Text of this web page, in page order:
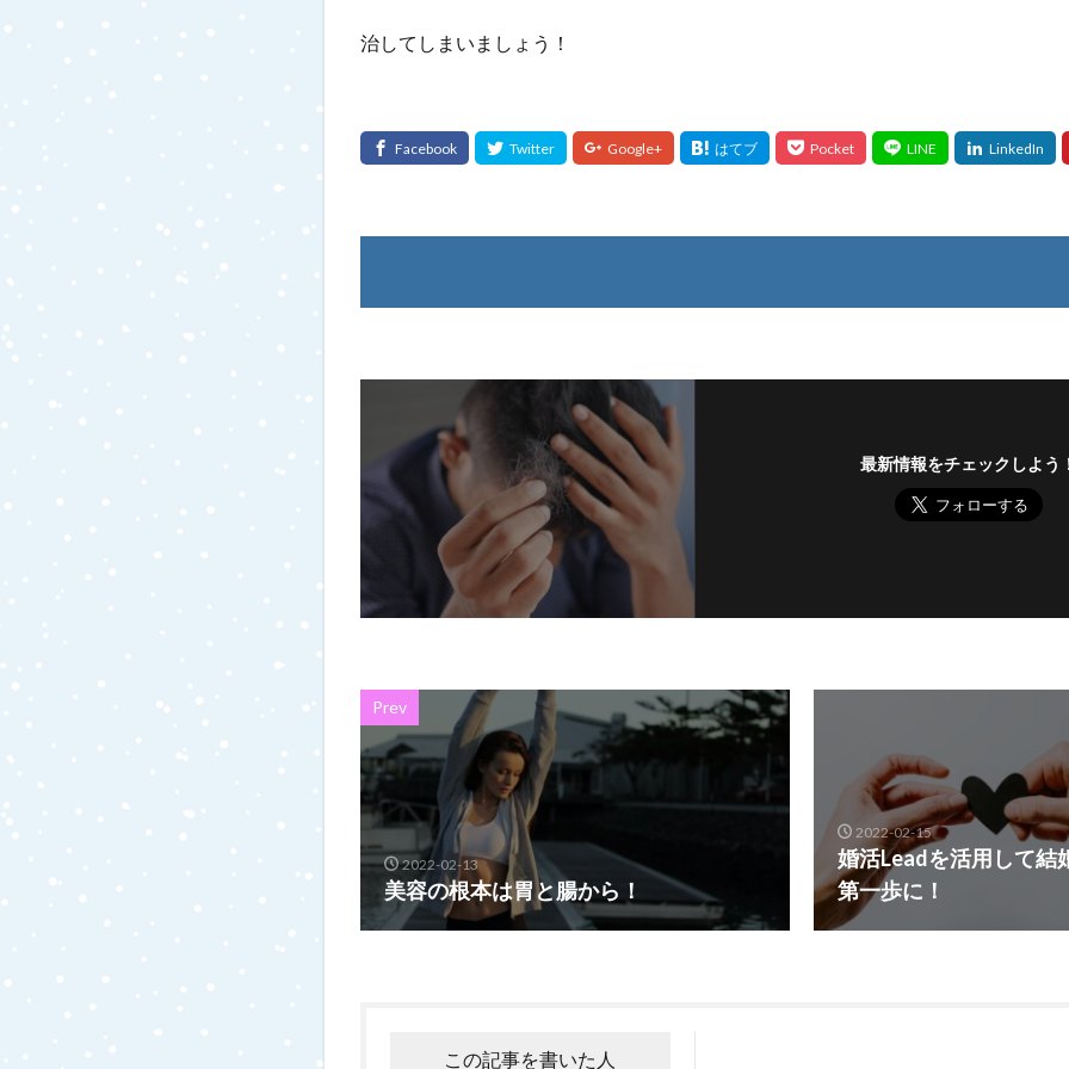
治してしまいましょう！
最新情報をチェックしよう
Prev
2022-02-13
美容の根本は胃と腸から！
2022-02-15
婚活Leadを活用して結
第一歩に！
この記事を書いた人